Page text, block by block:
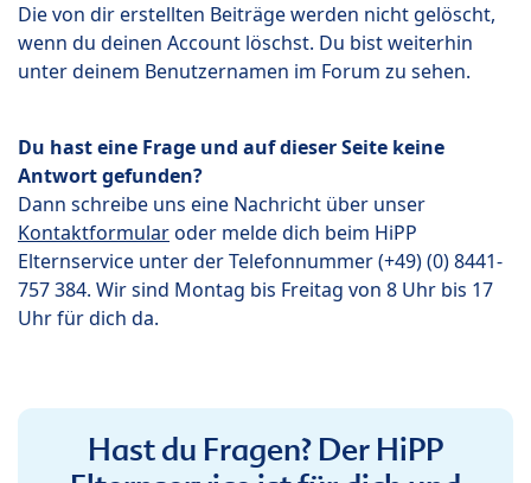
Die von dir erstellten Beiträge werden nicht gelöscht,
wenn du deinen Account löschst. Du bist weiterhin
unter deinem Benutzernamen im Forum zu sehen.
Du hast eine Frage und auf dieser Seite keine
Antwort gefunden?
Dann schreibe uns eine Nachricht über unser
Kontaktformularoder melde dich beim HiPP
Elternservice unter der Telefonnummer (+49) (0) 8441-
757 384. Wir sind Montag bis Freitag von 8 Uhr bis 17
Uhr für dich da.
Hast du Fragen? Der HiPP